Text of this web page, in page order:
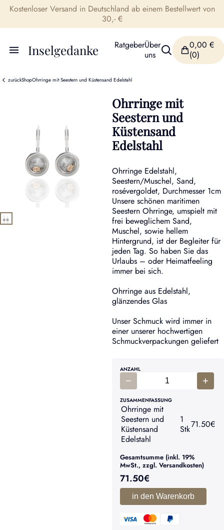
Kostenloser Versand in Deutschland ab einem Bestellwert von
30,- €
Inselgedanke RatgeberÜber
uns
0,00 €
(0)
zurückShopOhrringe mit Seestern und Küstensand Edelstahl
Ohrringe mit
Seestern und
Küstensand
Edelstahl
Ohrringe Edelstahl,
Seestern/Muschel, Sand,
rosévergoldet, Durchmesser 1cm
Unsere schönen maritimen
Seestern Ohrringe, umspielt mit
frei beweglichem Sand,
Muschel, sowie hellem
Hintergrund, ist der Begleiter für
jeden Tag. So haben Sie das
Urlaubs – oder Heimatfeeling
immer bei sich.
Ohrringe aus Edelstahl,
glänzendes Glas
Unser Schmuck wird immer in
einer unserer hochwertigen
Schmuckverpackungen geliefert
ANZAHL
ZUSAMMENFASSUNG
Ohrringe mit
Seestern und
Küstensand
Edelstahl
1
Stk71.50€
Gesamtsumme (inkl. 19%
MwSt., zzgl. Versandkosten)
71.50€
in den Warenkorb